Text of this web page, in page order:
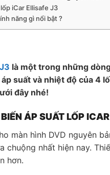
iCar Ellisafe J3
năng gì nổi bật ?
là một trong những
suất và nhiệt độ của 4
đây nhé!
ÁP SUẤT LỐP
màn hình DVD nguyên
chuộng nhất hiện nay.
hơn.